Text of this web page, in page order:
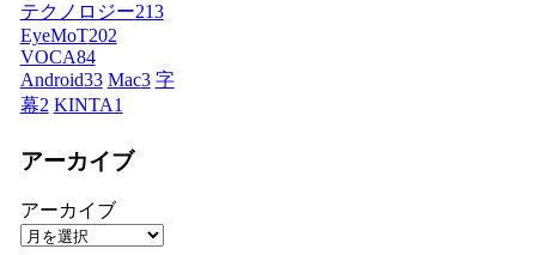
テクノロジー213
EyeMoT202
VOCA84
Android33 Mac3 字
幕2 KINTA1
アーカイブ
アーカイブ